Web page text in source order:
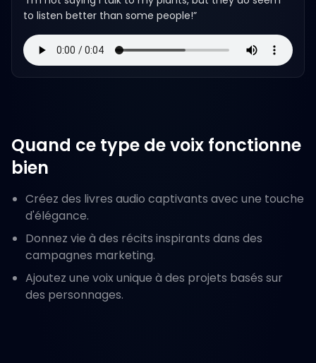
to listen better than some people!”
Quand ce type de voix fonctionne
bien
Créez des livres audio captivants avec une touche
d'élégance.
Donnez vie à des récits inspirants dans des
campagnes marketing.
Ajoutez une voix unique à des projets basés sur
des personnages.